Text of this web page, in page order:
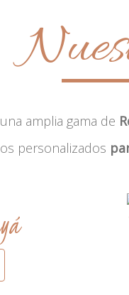
amplia gama de
personalizados